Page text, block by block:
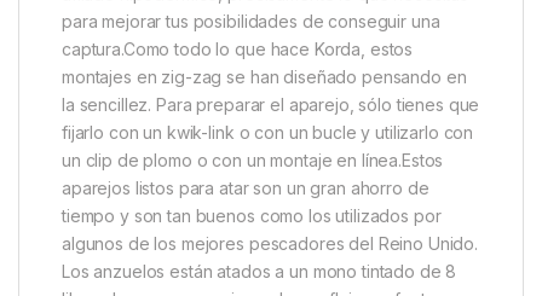
8 pies, sin púas
8 pies, Barbed
10 pies, sin púas
10 pies, con púas
12 pies, sin púas
12 pies, con púas
Todos los anzuelos son del tamaño 10. Korda ha
optado por utilizar anzuelos de tamaño 10 porque un
anzuelo de tamaño 10 ofrece una gran abertura y un